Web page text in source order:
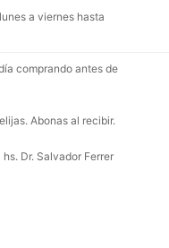
a viernes hasta
comprando antes de
Abonas al recibir.
Dr. Salvador Ferrer